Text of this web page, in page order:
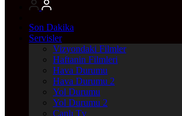
Son Dakika
Servisler
Vizyondaki Filmler
Haftanin Filmleri
Hava Durumu
Hava Durumu 2
Yol Durumu
Yol Durumu 2
Canlı Tv